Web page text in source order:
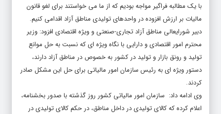
با یک مطالبه فراگیر مواجه بودیم که از ما می خواستند برای لغو قانون
مالیات بر ارزش افزوده در واحدهای تولیدی مناطق آزاد اقدامی کنیم.
دبیر شورایعالی مناطق آزاد تجاری-صنعتی و ویژه اقتصادی افزود: وزیر
محترم امور اقتصادی و دارایی با نگاه ویژه ای که نسبت به حل موانع
تولید و رونق بازار و تولید در کشور به خصوص در مناطق آزاد دارند،
دستور ویژه ای به رئیس سازمان امور مالیاتی برای حل این مشکل صادر
کردند.
وی ادامه داد: سازمان امور مالیاتی کشور روز گذشته با صدور بخشنامه،
اعلام کرده که کالای تولیدی در داخل مناطق، در حکم کالای تولیدی در